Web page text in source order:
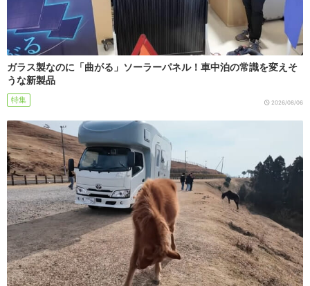
ガラス製なのに「曲がる」ソーラーパネル！車中泊の常識を変えそ
うな新製品
特集 2026/08/06